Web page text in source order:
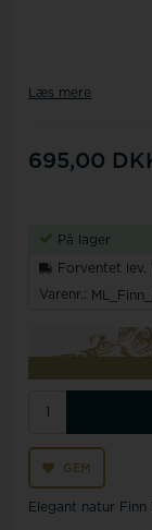
Læs mere
695,00
På lager
Forventet lev.
Varenr.:
GEM
Elegant natur